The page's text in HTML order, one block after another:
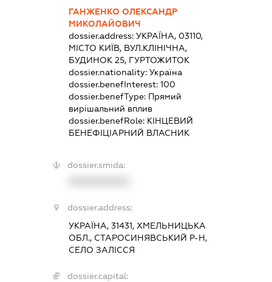
ГАНЖЕНКО ОЛЕКСАНДР
МИКОЛАЙОВИЧ
dossier.address: УКРАЇНА, 03110,
МІСТО КИЇВ, ВУЛ.КЛІНІЧНА,
БУДИНОК 25, ГУРТОЖИТОК
dossier.nationality: Україна
dossier.benefInterest: 100
dossier.benefType: Прямий
вирішальний вплив
dossier.benefRole: КІНЦЕВИЙ
БЕНЕФІЦІАРНИЙ ВЛАСНИК
dossier.smida:
dossier.address:
УКРАЇНА, 31431, ХМЕЛЬНИЦЬКА
ОБЛ., СТАРОСИНЯВСЬКИЙ Р-Н,
СЕЛО ЗАЛІССЯ
dossier.capital: